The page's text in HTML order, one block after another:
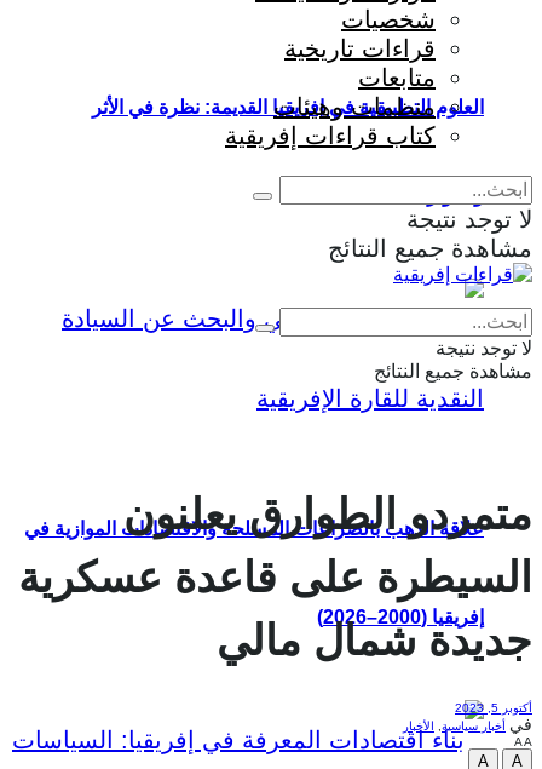
العلوم التطبيقية في إفريقيا القديمة: نظرة في الأثر
والمؤثرات
علاقة الذهب بالصراعات المسلحة والاقتصادات الموازية في
إفريقيا (2000–2026)
شخصيات
قراءات تاريخية
متابعات
منظمات وهيئات
كتاب قراءات إفريقية
لا توجد نتيجة
مشاهدة جميع النتائج
لا توجد نتيجة
مشاهدة جميع النتائج
متمردو الطوارق يعلنون
السيطرة على قاعدة عسكرية
جديدة شمال مالي
أكتوبر 5, 2023
في أخبار سياسية
الأخبار
AA
A
A